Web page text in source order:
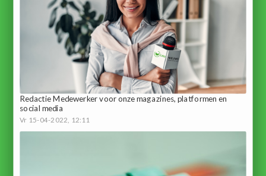
Redactie Medewerker voor onze magazines, platformen en
social media
Vr 15-04-2022, 12:11